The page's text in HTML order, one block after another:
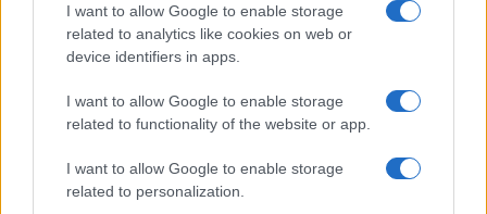
I want to allow Google to enable storage
related to analytics like cookies on web or
device identifiers in apps.
I want to allow Google to enable storage
related to functionality of the website or app.
I want to allow Google to enable storage
related to personalization.
Auto in fiamme: procedura sicura, errori da evitare
ed estintore a bordo
Ilaria Mauri · 7 Ago 2026